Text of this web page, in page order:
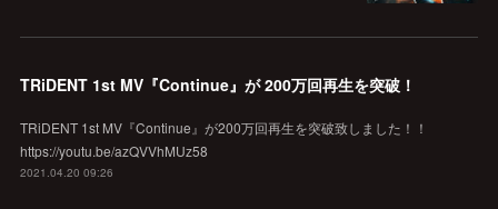
TRiDENT 1st MV『Continue』が 200万回再生を突破！
TRiDENT 1st MV『Continue』が200万回再生を突破致しました！！
https://youtu.be/azQVVhMUz58
2021.04.20 09:26